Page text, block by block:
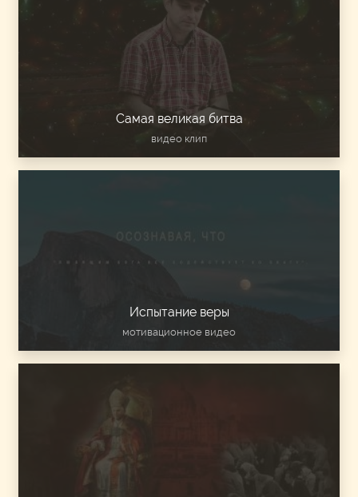
Самая великая битва
видео клип
Испытание веры
мотивационное видео